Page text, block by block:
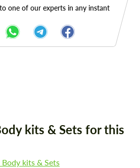
one of our experts in any instant
kits & Sets for this
kits & Sets